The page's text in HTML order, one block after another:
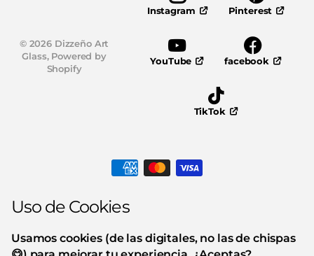
© 2026Dizzeño Art
Glass, Powered by
Shopify
Instagram Pinterest
YouTube facebook
TikTok
Uso de Cookies
Usamos cookies (de las digitales, no las de chispas